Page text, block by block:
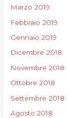
Marzo 2019
Febbraio 2019
Gennaio 2019
Dicembre 2018
Novembre 2018
Ottobre 2018
Settembre 2018
Agosto 2018